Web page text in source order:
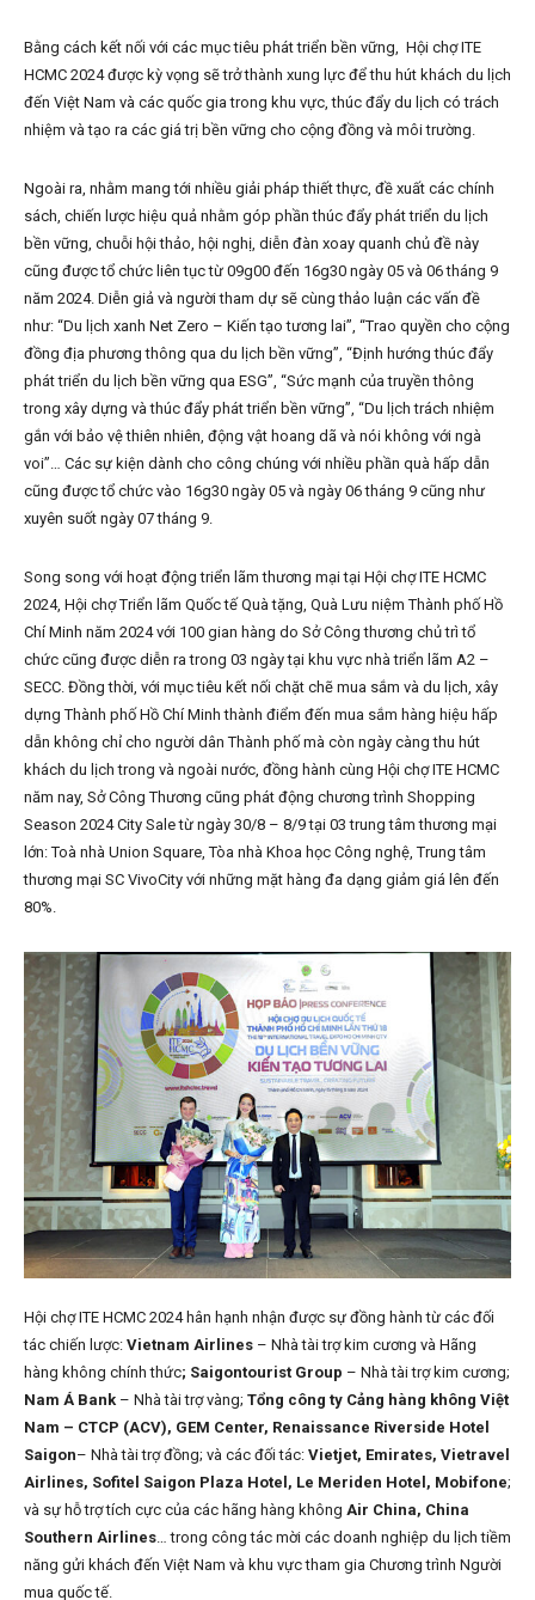
Bằng cách kết nối với các mục tiêu phát triển bền vững, Hội chợ ITE
HCMC 2024 được kỳ vọng sẽ trở thành xung lực để thu hút khách du lịch
đến Việt Nam và các quốc gia trong khu vực, thúc đẩy du lịch có trách
nhiệm và tạo ra các giá trị bền vững cho cộng đồng và môi trường.
Ngoài ra, nhằm mang tới nhiều giải pháp thiết thực, đề xuất các chính
sách, chiến lược hiệu quả nhằm góp phần thúc đẩy phát triển du lịch
bền vững, chuỗi hội thảo, hội nghị, diễn đàn xoay quanh chủ đề này
cũng được tổ chức liên tục từ 09g00 đến 16g30 ngày 05 và 06 tháng 9
năm 2024. Diễn giả và người tham dự sẽ cùng thảo luận các vấn đề
như: “Du lịch xanh Net Zero – Kiến tạo tương lai”, “Trao quyền cho cộng
đồng địa phương thông qua du lịch bền vững”, “Định hướng thúc đẩy
phát triển du lịch bền vững qua ESG”, “Sức mạnh của truyền thông
trong xây dựng và thúc đẩy phát triển bền vững”, “Du lịch trách nhiệm
gắn với bảo vệ thiên nhiên, động vật hoang dã và nói không với ngà
voi”… Các sự kiện dành cho công chúng với nhiều phần quà hấp dẫn
cũng được tổ chức vào 16g30 ngày 05 và ngày 06 tháng 9 cũng như
xuyên suốt ngày 07 tháng 9.
Song song với hoạt động triển lãm thương mại tại Hội chợ ITE HCMC
2024, Hội chợ Triển lãm Quốc tế Quà tặng, Quà Lưu niệm Thành phố Hồ
Chí Minh năm 2024 với 100 gian hàng do Sở Công thương chủ trì tổ
chức cũng được diễn ra trong 03 ngày tại khu vực nhà triển lãm A2 –
SECC. Đồng thời, với mục tiêu kết nối chặt chẽ mua sắm và du lịch, xây
dựng Thành phố Hồ Chí Minh thành điểm đến mua sắm hàng hiệu hấp
dẫn không chỉ cho người dân Thành phố mà còn ngày càng thu hút
khách du lịch trong và ngoài nước, đồng hành cùng Hội chợ ITE HCMC
năm nay, Sở Công Thương cũng phát động chương trình Shopping
Season 2024 City Sale từ ngày 30/8 – 8/9 tại 03 trung tâm thương mại
lớn: Toà nhà Union Square, Tòa nhà Khoa học Công nghệ, Trung tâm
thương mại SC VivoCity với những mặt hàng đa dạng giảm giá lên đến
80%.
Hội chợ ITE HCMC 2024 hân hạnh nhận được sự đồng hành từ các đối
tác chiến lược: Vietnam Airlines – Nhà tài trợ kim cương và Hãng
hàng không chính thức; Saigontourist Group – Nhà tài trợ kim cương;
Nam Á Bank – Nhà tài trợ vàng; Tổng công ty Cảng hàng không Việt
Nam – CTCP (ACV), GEM Center, Renaissance Riverside Hotel
Saigon– Nhà tài trợ đồng; và các đối tác: Vietjet, Emirates, Vietravel
Airlines, Sofitel Saigon Plaza Hotel, Le Meriden Hotel, Mobifone;
và sự hỗ trợ tích cực của các hãng hàng không Air China, China
Southern Airlines… trong công tác mời các doanh nghiệp du lịch tiềm
năng gửi khách đến Việt Nam và khu vực tham gia Chương trình Người
mua quốc tế.